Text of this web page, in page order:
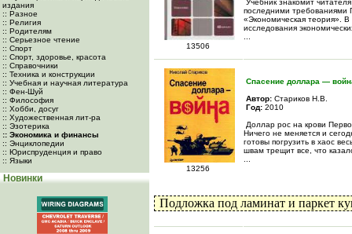
издания
:: Разное
:: Религия
:: Родителям
:: Серьезное чтение
:: Спорт
:: Спорт, здоровье, красота
:: Справочники
:: Техника и конструкции
:: Учебная и научная литература
:: Фен-Шуй
:: Философия
:: Хобби, досуг
:: Художественная лит-ра
:: Эзотерика
:: Экономика и финансы
:: Энциклопедии
:: Юриспруденция и право
:: Языки
Новинки
13506
Учебник знакомит
последними требованиями
«Экономическая теория».
исследования
13256
Спасение доллара —
Автор: Стариков Н.В.
Год: 2010
Доллар рос на крови
Ничего не меняется и
готовы погрузить в хаос
швам трещит все, что
Подложка под ламинат и паркет